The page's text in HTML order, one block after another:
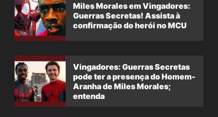
Miles Morales em Vingadores:
Guerras Secretas! Assista à
confirmação do herói no MCU
Vingadores: Guerras Secretas
pode ter a presença do Homem-
Aranha de Miles Morales;
entenda